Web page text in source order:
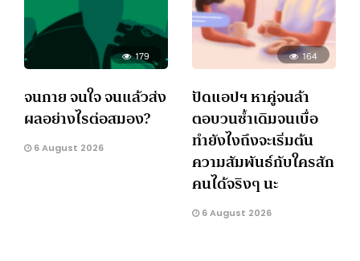
179
จนกาย จนใจ จนแล้วส่ง
ผลอย่างไรต่อสมอง?
6 August 2026
164
ปัดแอปฯ หาคู่จนล้า
ตอบวนซ้ำเดิมจนเบื่อ
ทำยังไงถึงจะเริ่มต้น
ความสัมพันธ์กับใครสัก
คนได้จริงๆ นะ
6 August 2026